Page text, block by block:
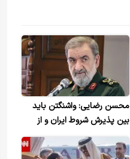
محسن رضایی: واشنگتن باید
بین پذیرش شروط ایران و از
دست دادن حیثیت یکی را
انتخاب کند